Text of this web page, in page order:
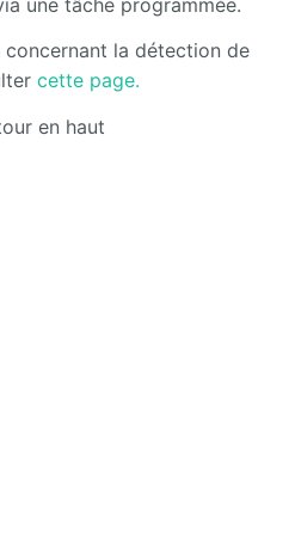
une tâche programmée.
la détection de
cette page.
en haut